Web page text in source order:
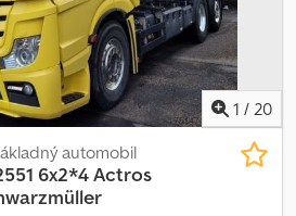
1 / 20
automobil
6x2*4 Actros